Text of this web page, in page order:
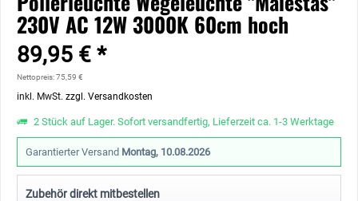
230V AC 12W 3000K 60cm hoch
89,95 € *
Nettopreis: 75,59 €
inkl. MwSt. zzgl. Versandkosten
2 Stück auf Lager. Sofort versandfertig, Lieferzeit ca. 1-3 Werktage
Garantierter Versand Montag, 10.08.2026
Zubehör direkt mitbestellen